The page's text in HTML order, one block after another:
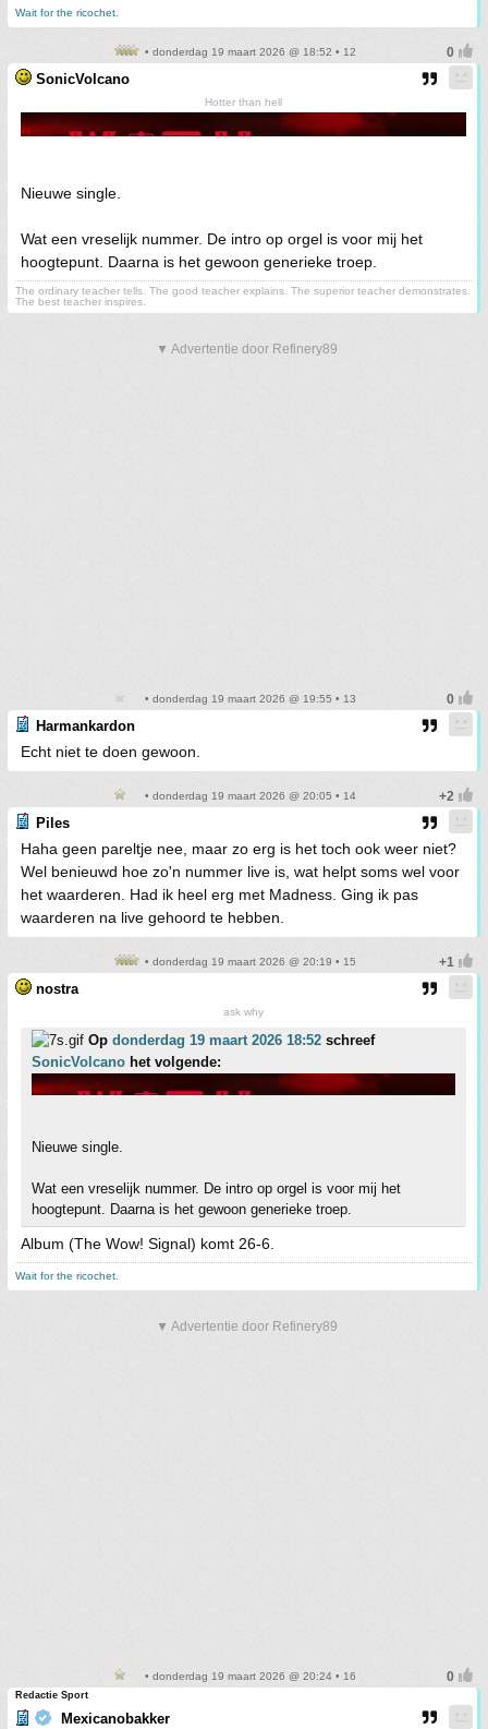
Wait for the ricochet.
• donderdag 19 maart 2026 @ 18:52 • 12
SonicVolcano
Hotter than hell
Nieuwe single.
Wat een vreselijk nummer. De intro op orgel is voor mij het
hoogtepunt. Daarna is het gewoon generieke troep.
The ordinary teacher tells. The good teacher explains. The superior teacher demonstrates.
The best teacher inspires.
▼ Advertentie door Refinery89
• donderdag 19 maart 2026 @ 19:55 • 13
Harmankardon
Echt niet te doen gewoon.
• donderdag 19 maart 2026 @ 20:05 • 14
Piles
Haha geen pareltje nee, maar zo erg is het toch ook weer niet?
Wel benieuwd hoe zo'n nummer live is, wat helpt soms wel voor
het waarderen. Had ik heel erg met Madness. Ging ik pas
waarderen na live gehoord te hebben.
• donderdag 19 maart 2026 @ 20:19 • 15
nostra
ask why
Op donderdag 19 maart 2026 18:52 schreef
SonicVolcano het volgende:
Nieuwe single.
Wat een vreselijk nummer. De intro op orgel is voor mij het
hoogtepunt. Daarna is het gewoon generieke troep.
Album (The Wow! Signal) komt 26-6.
Wait for the ricochet.
▼ Advertentie door Refinery89
• donderdag 19 maart 2026 @ 20:24 • 16
Redactie Sport
Mexicanobakker